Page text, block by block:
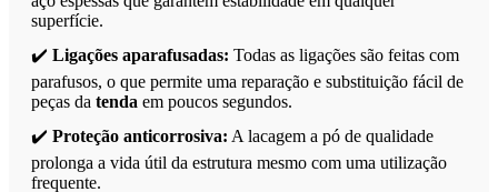
superfície.
✔️ Ligações aparafusadas: Todas as ligações são feitas com
parafusos, o que permite uma reparação e substituição fácil de
peças da tenda em poucos segundos.
✔️ Proteção anticorrosiva: A lacagem a pó de qualidade
prolonga a vida útil da estrutura mesmo com uma utilização
frequente.